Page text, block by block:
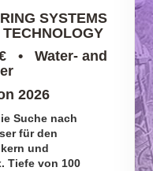
SYSTEMS
• Water- and
2026
Suche nach
für den
und
Tiefe von 100